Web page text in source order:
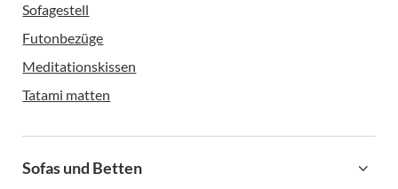
Sofagestell
Futonbezüge
Meditationskissen
Tatami matten
Sofas und Betten